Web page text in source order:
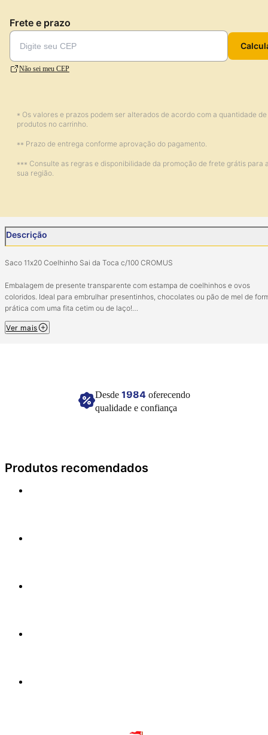
Frete e prazo
Não sei meu CEP
* Os valores e prazos podem ser alterados de acordo com a quantidade de
produtos no carrinho.
** Prazo de entrega conforme aprovação do pagamento.
*** Consulte as regras e disponibilidade da promoção de frete grátis para
sua região.
Descrição
Saco 11x20 Coelhinho Sai da Toca c/100 CROMUS
Embalagem de presente transparente com estampa de coelhinhos e ovos
coloridos. Ideal para embrulhar presentinhos, chocolates ou pão de mel de
prática com uma fita cetim ou de laço!
Pacote com 100 unidades.
Ver mais
Desde 1984oferecendo
qualidade e confiança
Produtos recomendados